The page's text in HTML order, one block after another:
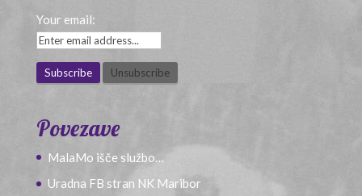
Your email:
Povezave
MalaMo išče službo…
Uradna FB stran NK Maribor